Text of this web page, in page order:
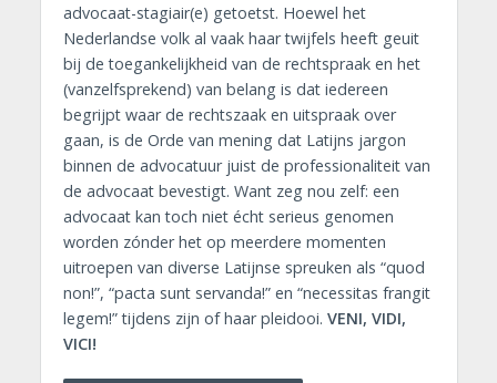
advocaat-stagiair(e) getoetst. Hoewel het
Nederlandse volk al vaak haar twijfels heeft geuit
bij de toegankelijkheid van de rechtspraak en het
(vanzelfsprekend) van belang is dat iedereen
begrijpt waar de rechtszaak en uitspraak over
gaan, is de Orde van mening dat Latijns jargon
binnen de advocatuur juist de professionaliteit van
de advocaat bevestigt. Want zeg nou zelf: een
advocaat kan toch niet écht serieus genomen
worden zónder het op meerdere momenten
uitroepen van diverse Latijnse spreuken als “quod
non!”, “pacta sunt servanda!” en “necessitas frangit
legem!” tijdens zijn of haar pleidooi. VENI, VIDI,
VICI!